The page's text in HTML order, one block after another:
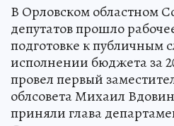
В Орловском областном
депутатов прошло
подготовке к публичным
исполнении бюджета за
провел первый
облсовета Михаил
приняли глава